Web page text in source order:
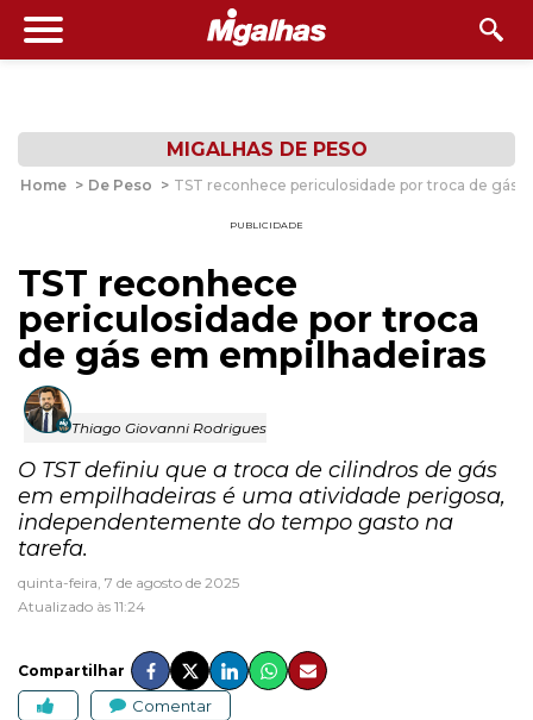
MIGALHAS DE PESO
Home > De Peso > TST reconhece periculosidade por troca de gás
PUBLICIDADE
TST reconhece
periculosidade por troca
de gás em empilhadeiras
Thiago Giovanni Rodrigues
O TST definiu que a troca de cilindros de gás
em empilhadeiras é uma atividade perigosa,
independentemente do tempo gasto na
tarefa.
quinta-feira, 7 de agosto de 2025
Atualizado às 11:24
Compartilhar
Comentar